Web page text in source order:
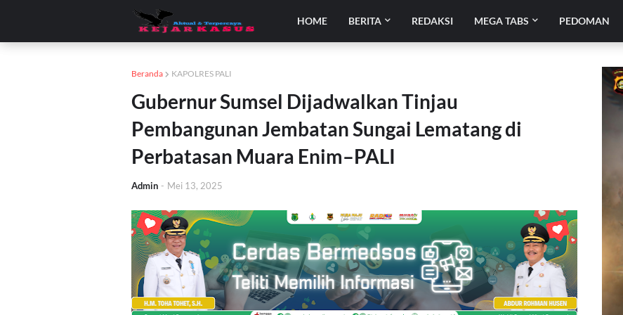
HOME BERITA REDAKSI MEGA TABS PEDOMAN
Beranda KAPOLRES PALI
Gubernur Sumsel Dijadwalkan Tinjau
Pembangunan Jembatan Sungai Lematang di
Perbatasan Muara Enim–PALI
Admin - Mei 13, 2025